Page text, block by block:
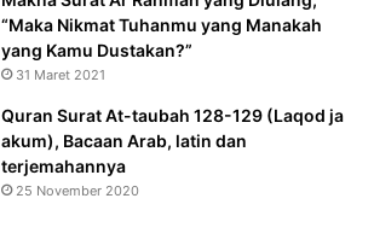
“Maka Nikmat Tuhanmu yang Manakah
yang Kamu Dustakan?”
31 Maret 2021
Quran Surat At-taubah 128-129 (Laqod ja
akum), Bacaan Arab, latin dan
terjemahannya
25 November 2020